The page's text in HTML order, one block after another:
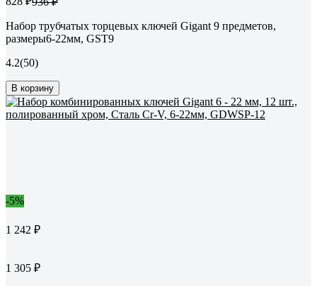
Набор трубчатых торцевых ключей Gigant 9 предметов,
размеры6-22мм, GST9
4.2(50)
В корзину
-5%
1 242 ₽
1 305 ₽